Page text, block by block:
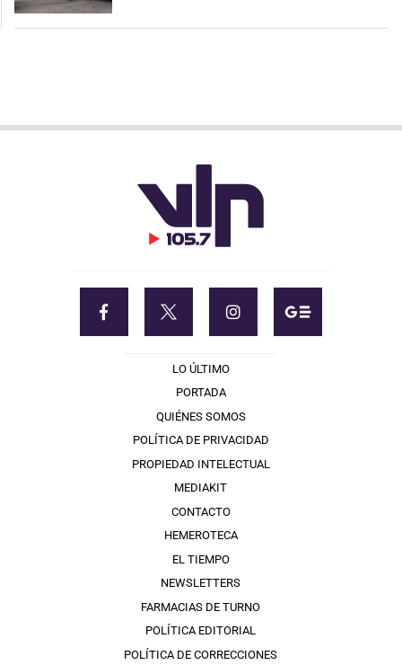
LO ÚLTIMO
PORTADA
QUIÉNES SOMOS
POLÍTICA DE PRIVACIDAD
PROPIEDAD INTELECTUAL
MEDIAKIT
CONTACTO
HEMEROTECA
EL TIEMPO
NEWSLETTERS
FARMACIAS DE TURNO
POLÍTICA EDITORIAL
POLÍTICA DE CORRECCIONES